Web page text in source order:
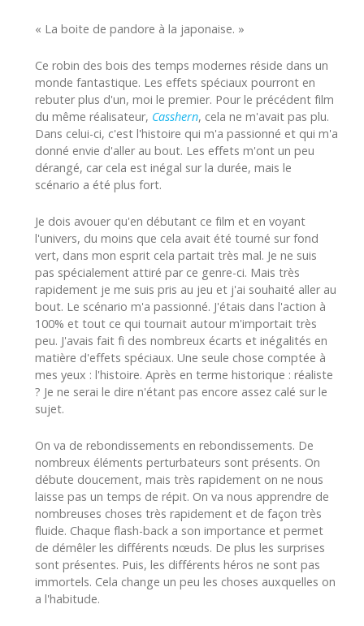
« La boite de pandore à la japonaise. »
Ce robin des bois des temps modernes réside dans un
monde fantastique. Les effets spéciaux pourront en
rebuter plus d'un, moi le premier. Pour le précédent film
du même réalisateur, Casshern, cela ne m'avait pas plu.
Dans celui-ci, c'est l'histoire qui m'a passionné et qui m'a
donné envie d'aller au bout. Les effets m'ont un peu
dérangé, car cela est inégal sur la durée, mais le
scénario a été plus fort.
Je dois avouer qu'en débutant ce film et en voyant
l'univers, du moins que cela avait été tourné sur fond
vert, dans mon esprit cela partait très mal. Je ne suis
pas spécialement attiré par ce genre-ci. Mais très
rapidement je me suis pris au jeu et j'ai souhaité aller au
bout. Le scénario m'a passionné. J'étais dans l'action à
100% et tout ce qui tournait autour m'importait très
peu. J'avais fait fi des nombreux écarts et inégalités en
matière d'effets spéciaux. Une seule chose comptée à
mes yeux : l'histoire. Après en terme historique : réaliste
? Je ne serai le dire n'étant pas encore assez calé sur le
sujet.
On va de rebondissements en rebondissements. De
nombreux éléments perturbateurs sont présents. On
débute doucement, mais très rapidement on ne nous
laisse pas un temps de répit. On va nous apprendre de
nombreuses choses très rapidement et de façon très
fluide. Chaque flash-back a son importance et permet
de démêler les différents nœuds. De plus les surprises
sont présentes. Puis, les différents héros ne sont pas
immortels. Cela change un peu les choses auxquelles on
a l'habitude.